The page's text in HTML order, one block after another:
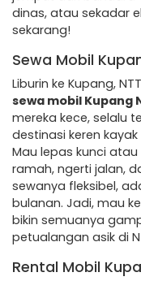
dinas, atau sekadar
sekarang!
Sewa Mobil
Liburin ke Kupang,
sewa mobil Kupang
mereka kece, selalu
destinasi keren
Mau lepas kunci atau
ramah, ngerti jalan,
sewanya fleksibel,
bulanan. Jadi, mau
bikin semuanya
petualangan asik di
Rental Mobil